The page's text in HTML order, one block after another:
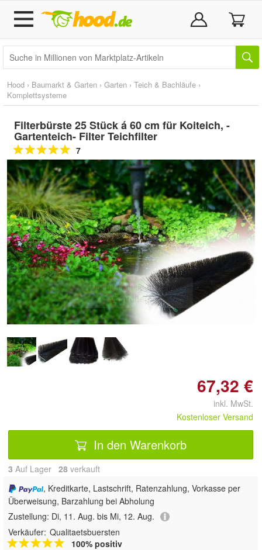
Hood › Baumarkt & Garten › Garten › Teich & Bachläufe ›
Komplettsysteme
Filterbürste 25 Stück á 60 cm für Koiteich, -
Gartenteich- Filter Teichfilter
7
Doppelt antippen zum
vergrößern
67,32 €
inkl. MwSt.
Kostenloser Versand
In den Warenkorb
3 Auf Lager 28 verkauft
, Kreditkarte, Lastschrift, Ratenzahlung, Vorkasse per
Überweisung, Barzahlung bei Abholung
Zustellung: Di, 11. Aug. bis Mi, 12. Aug.
Verkäufer: Qualitaetsbuersten
100% positiv